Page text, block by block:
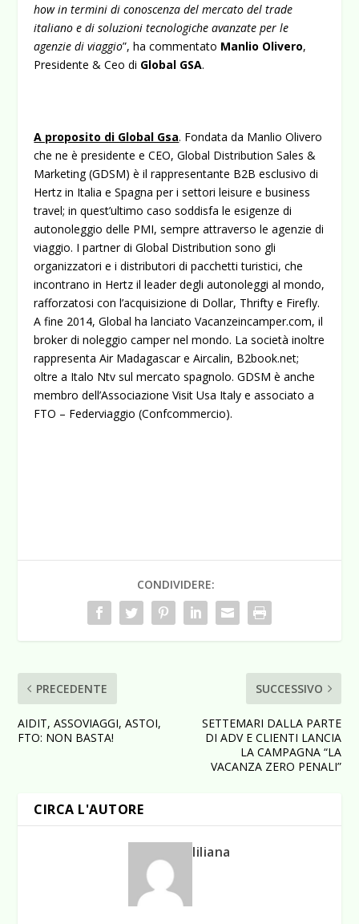
how in termini di conoscenza del mercato del trade
italiano e di soluzioni tecnologiche avanzate per le
agenzie di viaggio”, ha commentato Manlio Olivero,
Presidente & Ceo di Global GSA.
A proposito di Global Gsa. Fondata da Manlio Olivero
che ne è presidente e CEO, Global Distribution Sales &
Marketing (GDSM) è il rappresentante B2B esclusivo di
Hertz in Italia e Spagna per i settori leisure e business
travel; in quest’ultimo caso soddisfa le esigenze di
autonoleggio delle PMI, sempre attraverso le agenzie di
viaggio. I partner di Global Distribution sono gli
organizzatori e i distributori di pacchetti turistici, che
incontrano in Hertz il leader degli autonoleggi al mondo,
rafforzatosi con l’acquisizione di Dollar, Thrifty e Firefly.
A fine 2014, Global ha lanciato Vacanzeincamper.com, il
broker di noleggio camper nel mondo. La società inoltre
rappresenta Air Madagascar e Aircalin, B2book.net;
oltre a Italo Ntv sul mercato spagnolo. GDSM è anche
membro dell’Associazione Visit Usa Italy e associato a
FTO – Federviaggio (Confcommercio).
CONDIVIDERE:
PRECEDENTE
AIDIT, ASSOVIAGGI, ASTOI,
FTO: NON BASTA!
SUCCESSIVO
SETTEMARI DALLA PARTE
DI ADV E CLIENTI LANCIA
LA CAMPAGNA “LA
VACANZA ZERO PENALI”
CIRCA L'AUTORE
liliana